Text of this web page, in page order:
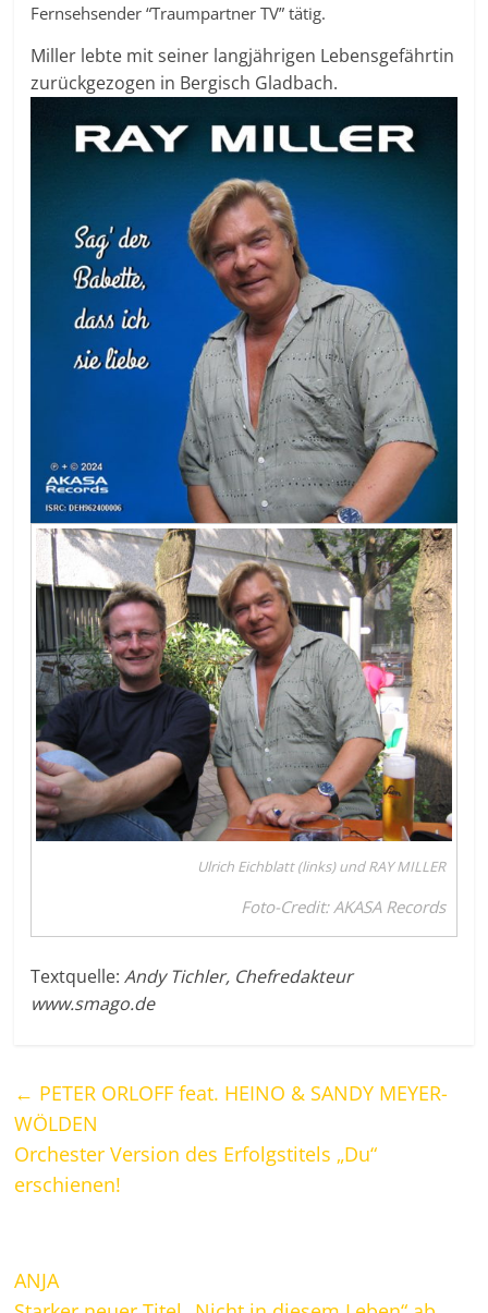
Fernsehsender “Traumpartner TV” tätig.
Miller lebte mit seiner langjährigen Lebensgefährtin
zurückgezogen in Bergisch Gladbach.
Ulrich Eichblatt (links) und RAY MILLER
Foto-Credit: AKASA Records
Textquelle:Andy Tichler, Chefredakteur
www.smago.de
← PETER ORLOFF feat. HEINO & SANDY MEYER-
WÖLDEN
Orchester Version des Erfolgstitels „Du“
erschienen!
ANJA